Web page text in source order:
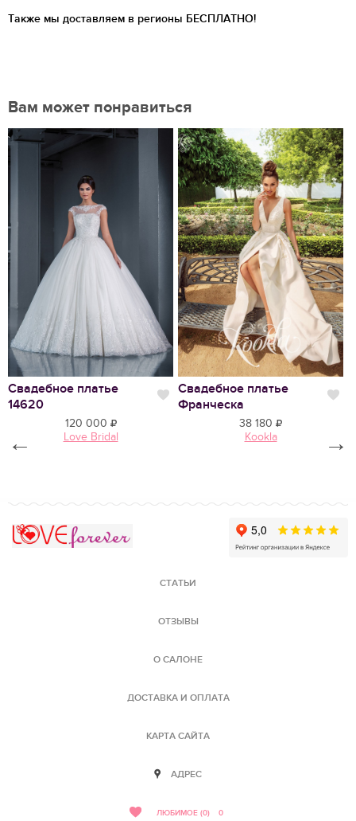
Также мы доставляем в регионы БЕСПЛАТНО!
Вам может понравиться
Нравится
Свадебное платье
14620
Нравится
120 000
Love Bridal
Свадебное платье
Франческа
38 180
Kookla
← →
СТАТЬИ
ОТЗЫВЫ
О САЛОНЕ
ДОСТАВКА И ОПЛАТА
КАРТА САЙТА
АДРЕС
ЛЮБИМОЕ (0) 0